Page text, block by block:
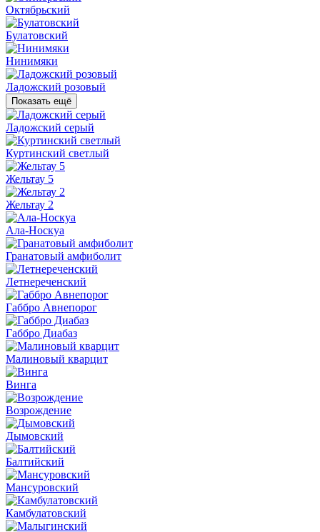
Октябрьский
Булатовский
Нинимяки
Ладожский розовый
Показать ещё
Ладожский серый
Куртинский светлый
Жельтау 5
Жельтау 2
Ала-Носкуа
Гранатовый амфиболит
Летнереченский
Габбро Авнепорог
Габбро Диабаз
Малиновый кварцит
Винга
Возрождение
Дымовский
Балтийский
Мансуровский
Камбулатовский